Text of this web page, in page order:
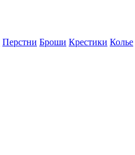
Перстни Броши Крестики Колье